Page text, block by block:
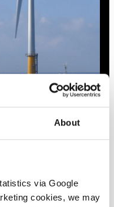
About
via Google
cookies, we may
de nivelamento e
você sabia que também
do fluido